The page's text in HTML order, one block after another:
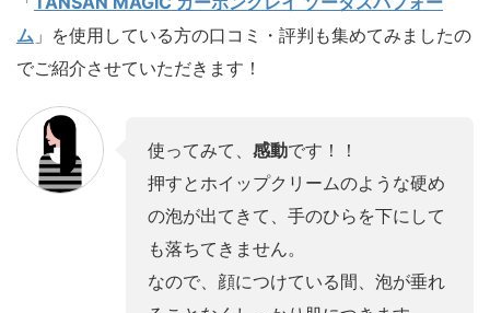
ム 」を使用している方の口コミ・評判も集めてみましたの
でご紹介させていただきます！
使ってみて、 感動です！！
押すとホイップクリームのような硬め
の泡が出てきて、手のひらを下にして
も落ちてきません。
なので、顔につけている間、泡が垂れ